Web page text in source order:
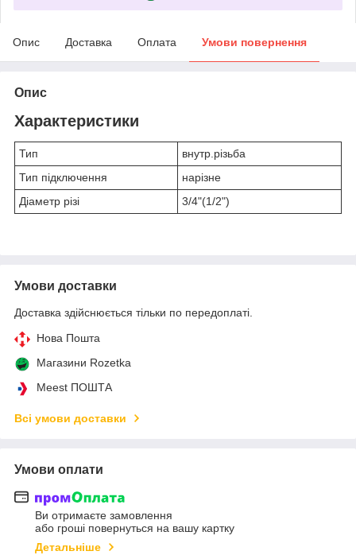
Опис Доставка Оплата Умови повернення
Опис
Характеристики
Тип
внутр.різьба
Тип підключення
нарізне
Діаметр різі
3/4"(1/2")
Умови доставки
Доставка здійснюється тільки по передоплаті.
Нова Пошта
Магазини Rozetka
Meest ПОШТА
Всі умови доставки
Умови оплати
Ви отримаєте замовлення
або гроші повернуться на вашу картку
Детальніше